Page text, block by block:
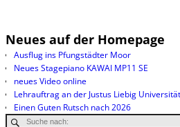
Neues auf der Homepage
Ausflug ins Pfungstädter Moor
Neues Stagepiano KAWAI MP11 SE
neues Video online
Lehrauftrag an der Justus Liebig
Einen Guten Rutsch nach 2026